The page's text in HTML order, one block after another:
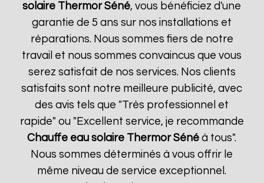
solaire Thermor Séné, vous bénéficiez d'une
garantie de 5 ans sur nos installations et
réparations. Nous sommes fiers de notre
travail et nous sommes convaincus que vous
serez satisfait de nos services. Nos clients
satisfaits sont notre meilleure publicité, avec
des avis tels que "Très professionnel et
rapide" ou "Excellent service, je recommande
Chauffe eau solaire Thermor Séné à tous".
Nous sommes déterminés à vous offrir le
même niveau de service exceptionnel.